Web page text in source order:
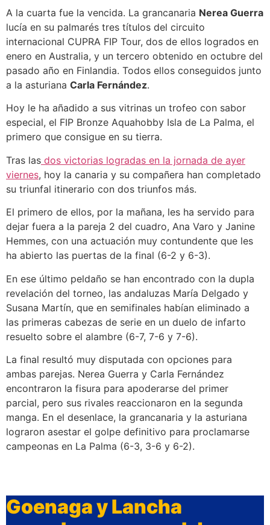
A la cuarta fue la vencida. La grancanaria Nerea Guerra
lucía en su palmarés tres títulos del circuito
internacional CUPRA FIP Tour, dos de ellos logrados en
enero en Australia, y un tercero obtenido en octubre del
pasado año en Finlandia. Todos ellos conseguidos junto
a la asturiana Carla Fernández.
Hoy le ha añadido a sus vitrinas un trofeo con sabor
especial, el FIP Bronze Aquahobby Isla de La Palma, el
primero que consigue en su tierra.
Tras las dos victorias logradas en la jornada de ayer
viernes, hoy la canaria y su compañera han completado
su triunfal itinerario con dos triunfos más.
El primero de ellos, por la mañana, les ha servido para
dejar fuera a la pareja 2 del cuadro, Ana Varo y Janine
Hemmes, con una actuación muy contundente que les
ha abierto las puertas de la final (6-2 y 6-3).
En ese último peldaño se han encontrado con la dupla
revelación del torneo, las andaluzas María Delgado y
Susana Martín, que en semifinales habían eliminado a
las primeras cabezas de serie en un duelo de infarto
resuelto sobre el alambre (6-7, 7-6 y 7-6).
La final resultó muy disputada con opciones para
ambas parejas. Nerea Guerra y Carla Fernández
encontraron la fisura para apoderarse del primer
parcial, pero sus rivales reaccionaron en la segunda
manga. En el desenlace, la grancanaria y la asturiana
lograron asestar el golpe definitivo para proclamarse
campeonas en La Palma (6-3, 3-6 y 6-2).
Goenaga y Lancha